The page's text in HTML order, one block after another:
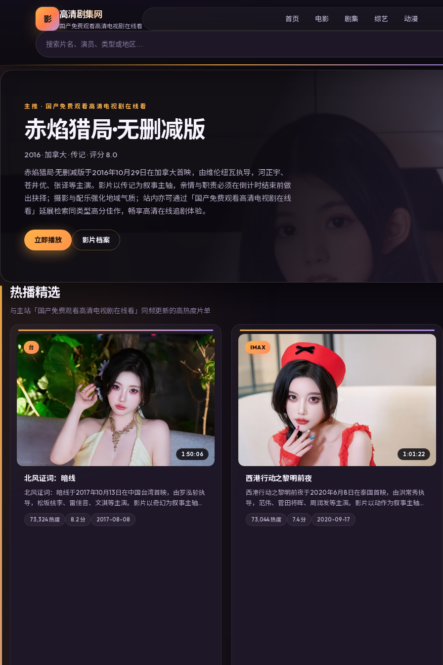
影 高清剧集网
国产免费观看高清电视剧在线看
首页 电影 剧集 综艺 动漫
主推 · 国产免费观看高清电视剧在线看
赤焰猎局·无删减版
2016·加拿大 ·传记· 评分 8.0
赤焰猎局·无删减版于2016年10月29日在加拿大首映，由维伦纽瓦执导，河正宇、
苍井优、张译等主演。影片以传记为叙事主轴，亲情与职责必须在倒计时结束前做
出抉择；摄影与配乐强化地域气质；站内亦可通过「国产免费观看高清电视剧在线
看」延展检索同类型高分佳作，畅享高清在线追剧体验。
立即播放 影片档案
热播精选
与主站「国产免费观看高清电视剧在线看」同频更新的高热度片单
▶
台
1:50:06
北风证词：暗线
北风证词：暗线于2017年10月13日在中国台湾首映，由罗泓轸执
导，松坂桃李、雷佳音、文淇等主演。影片以奇幻为叙事主轴，
旧案重提，真相与谎言在同一条时间线上交锋；摄影与配乐强化
地域气质；站内亦可通过「国产免费观看高清电视剧在线看」延
73,324热度 8.2 分 2017-08-08
▶
IMAX
1:01:22
西港行动之黎明前夜
西港行动之黎明前夜于2020年6月8日在泰国首映，由洪常秀执
导，范伟、菅田将晖、周润发等主演。影片以动作为叙事主轴，
亲情与职责必须在倒计时结束前做出抉择；摄影与配乐强化地域
气质；站内亦可通过「国产免费观看高清电视剧在线看」延展检
73,044热度 7.4分 2020-09-17